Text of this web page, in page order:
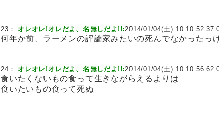
23：オレオレ!オレだよ、名無しだよ!!:2014/01/04(土) 10:10:52.37
何年か前、ラーメンの評論家みたいの死んでなかったっ
24：オレオレ!オレだよ、名無しだよ!!:2014/01/04(土) 10:10:56.62
食いたくないもの食って生きながらえるよりは
食いたいもの食って死ぬ